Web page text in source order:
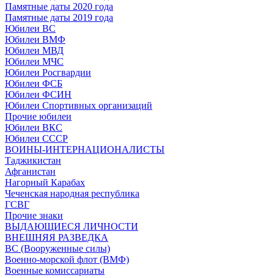
Памятные даты 2020 года
Памятные даты 2019 года
Юбилеи ВС
Юбилеи ВМФ
Юбилеи МВД
Юбилеи МЧС
Юбилеи Росгвардии
Юбилеи ФСБ
Юбилеи ФСИН
Юбилеи Спортивных организаций
Прочие юбилеи
Юбилеи ВКС
Юбилеи СССР
ВОИНЫ-ИНТЕРНАЦИОНАЛИСТЫ
Таджикистан
Афганистан
Нагорный Карабах
Чеченская народная республика
ГСВГ
Прочие знаки
ВЫДАЮЩИЕСЯ ЛИЧНОСТИ
ВНЕШНЯЯ РАЗВЕДКА
ВС (Вооруженные силы)
Военно-морской флот (ВМФ)
Военные комиссариаты